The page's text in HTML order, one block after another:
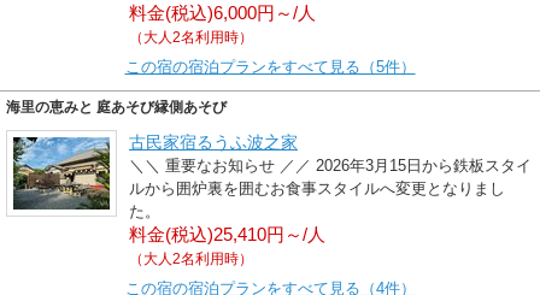
料金(税込)6,000円～/人
（大人2名利用時）
この宿の宿泊プランをすべて見る（5件）
海里の恵みと 庭あそび縁側あそび
古民家宿るうふ波之家
＼＼ 重要なお知らせ ／／ 2026年3月15日から鉄板スタイ
ルから囲炉裏を囲むお食事スタイルへ変更となりまし
た。
料金(税込)25,410円～/人
（大人2名利用時）
この宿の宿泊プランをすべて見る（4件）